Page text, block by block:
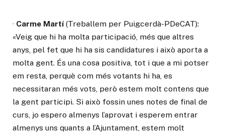
· Carme Martí(Treballem per Puigcerdà-PDeCAT):
«Veig que hi ha molta participació, més que altres
anys, pel fet que hi ha sis candidatures i això aporta a
molta gent. És una cosa positiva, tot i que a mi potser
em resta, perquè com més votants hi ha, es
necessitaran més vots, però estem molt contens que
la gent participi. Si això fossin unes notes de final de
curs, jo espero almenys l’aprovat i esperem entrar
almenys uns quants a l’Ajuntament, estem molt